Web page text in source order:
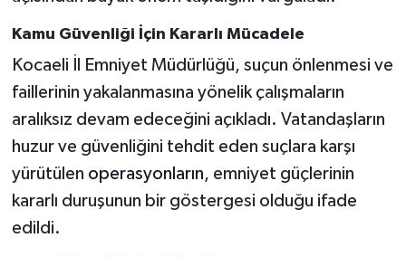
Kamu Güvenliği İçin Kararlı Mücadele
Kocaeli İl Emniyet Müdürlüğü, suçun önlenmesi ve
faillerinin yakalanmasına yönelik çalışmaların
aralıksız devam edeceğini açıkladı. Vatandaşların
huzur ve güvenliğini tehdit eden suçlara karşı
yürütülen operasyonların, emniyet güçlerinin
kararlı duruşunun bir göstergesi olduğu ifade
edildi.